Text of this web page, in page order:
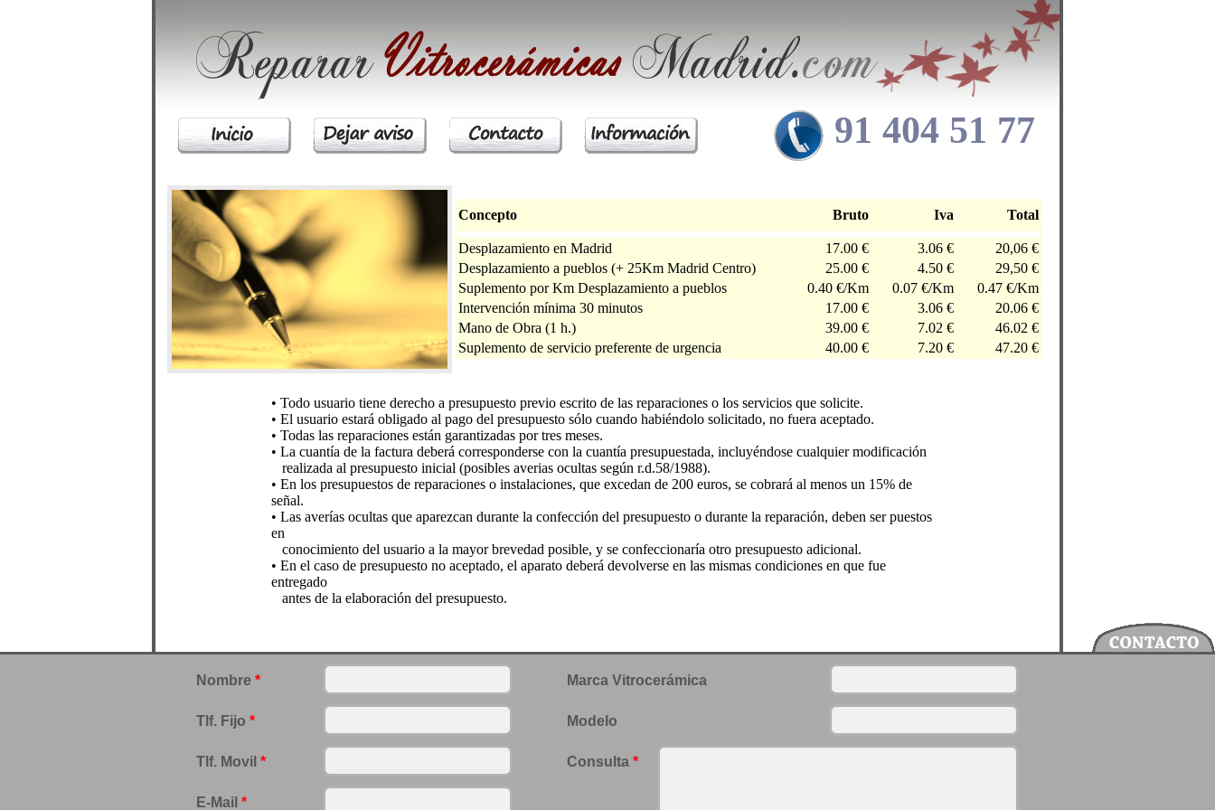
91 404 51 77
Concepto Bruto Iva Total
Desplazamiento en Madrid 17.00 € 3.06 €
20,06 €
Desplazamiento a pueblos (+ 25Km Madrid Centro)
25.00 € 4.50 €
29,50 €
Suplemento por Km Desplazamiento a pueblos
0.40 €/Km 0.07 €/Km
0.47 €/Km
Intervención mínima 30 minutos
17.00 € 3.06 €
20.06 €
Mano de Obra (1 h.)
39.00 € 7.02 €
46.02 €
Suplemento de servicio preferente de urgencia
40.00 € 7.20 € 47.20 €
• Todo usuario tiene derecho a presupuesto previo escrito de las reparaciones o los servicios que solicite.
• El usuario estará obligado al pago del presupuesto sólo cuando habiéndolo solicitado, no fuera aceptado.
• Todas las reparaciones están garantizadas por tres meses.
• La cuantía de la factura deberá corresponderse con la cuantía presupuestada, incluyéndose cualquier modificación
realizada al presupuesto inicial (posibles averias ocultas según r.d.58/1988).
• En los presupuestos de reparaciones o instalaciones, que excedan de 200 euros, se cobrará al menos un 15% de
señal.
• Las averías ocultas que aparezcan durante la confección del presupuesto o durante la reparación, deben ser puestos
en
conocimiento del usuario a la mayor brevedad posible, y se confeccionaría otro presupuesto adicional.
• En el caso de presupuesto no aceptado, el aparato deberá devolverse en las mismas condiciones en que fue
entregado
antes de la elaboración del presupuesto.
Nombre *
Tlf. Fijo *
Tlf. Movil *
E-Mail *
Marca Vitrocerámica
Modelo
Consulta *